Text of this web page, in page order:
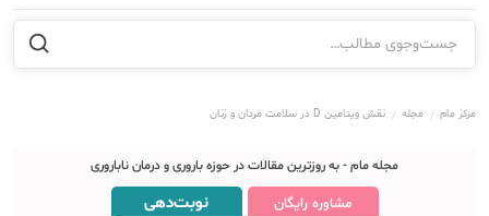
مرکز مام مجله نقش ویتامین D در سلامت مردان و زنان
مجله مام - به روزترین مقالات در حوزه باروری و درمان ناباروری
مشاوره رایگان نوبت‌دهی